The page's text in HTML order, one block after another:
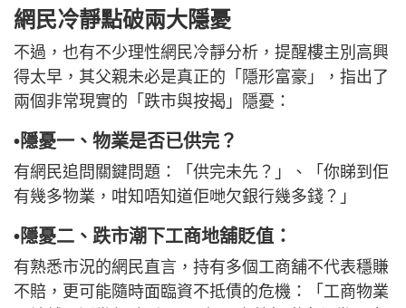
網民冷靜點破兩大隱憂
不過，也有不少理性網民冷靜分析，提醒樓主別高興
得太早，其父親未必是真正的「隱形富豪」，指出了
兩個非常現實的「跌市與按揭」隱憂：
•隱憂一、物業是否已供完？
有網民追問關鍵問題：「供完未先？」、「你睇到佢
有幾多物業，咁知唔知道佢哋欠銀行幾多錢？」
•隱憂二、跌市潮下工商地舖貶值：
有熟悉市況的網民直言，持有多個工商舖不代表穩賺
不賠，更可能隨時面臨資不抵債的危機：「工商物業